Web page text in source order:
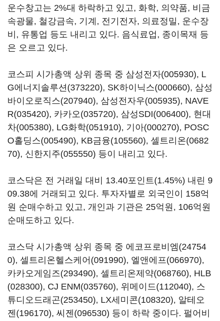
운수창고는 2%대 하락하고 있고, 화학, 의약품, 비금
속광물, 철강금속, 기계, 전기전자, 의료정밀, 운수장
비, 유통업 등도 내리고 있다. 음식료업, 종이목재 등
은 오르고 있다.
코스피 시가총액 상위 종목 중 삼성전자(005930), L
G에너지솔루션(373220), SK하이닉스(000660), 삼성
바이오로직스(207940), 삼성전자우(005935), NAVE
R(035420), 카카오(035720), 삼성SDI(006400), 현대
차(005380), LG화학(051910), 기아(000270), POSC
O홀딩스(005490), KB금융(105560), 셀트리온(0682
70), 신한지주(055550) 등이 내리고 있다.
코스닥은 전 거래일 대비 13.40포인트(1.45%) 내린 9
09.38에 거래되고 있다. 투자자별로 외국인이 158억
원 순매수하고 있고, 개인과 기관은 25억원, 106억원
순매도하고 있다.
코스닥 시가총액 상위 종목 중 에코프로비엠(24754
0), 셀트리온헬스케어(091990), 엘앤에프(066970),
카카오게임즈(293490), 셀트리온제약(068760), HLB
(028300), CJ ENM(035760), 위메이드(112040), 스
튜디오드래곤(253450), LX세미콘(108320), 알테오
젠(196170), 씨젠(096530) 등이 하락 중이다. 펄어비